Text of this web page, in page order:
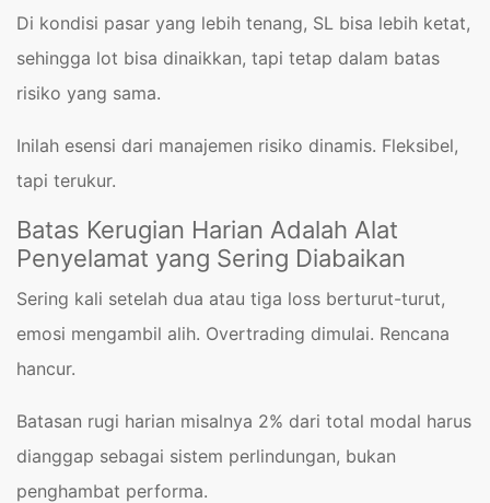
Di kondisi pasar yang lebih tenang, SL bisa lebih ketat,
sehingga lot bisa dinaikkan, tapi tetap dalam batas
risiko yang sama.
Inilah esensi dari manajemen risiko dinamis. Fleksibel,
tapi terukur.
Batas Kerugian Harian Adalah Alat
Penyelamat yang Sering Diabaikan
Sering kali setelah dua atau tiga loss berturut-turut,
emosi mengambil alih. Overtrading dimulai. Rencana
hancur.
Batasan rugi harian misalnya 2% dari total modal harus
dianggap sebagai sistem perlindungan, bukan
penghambat performa.